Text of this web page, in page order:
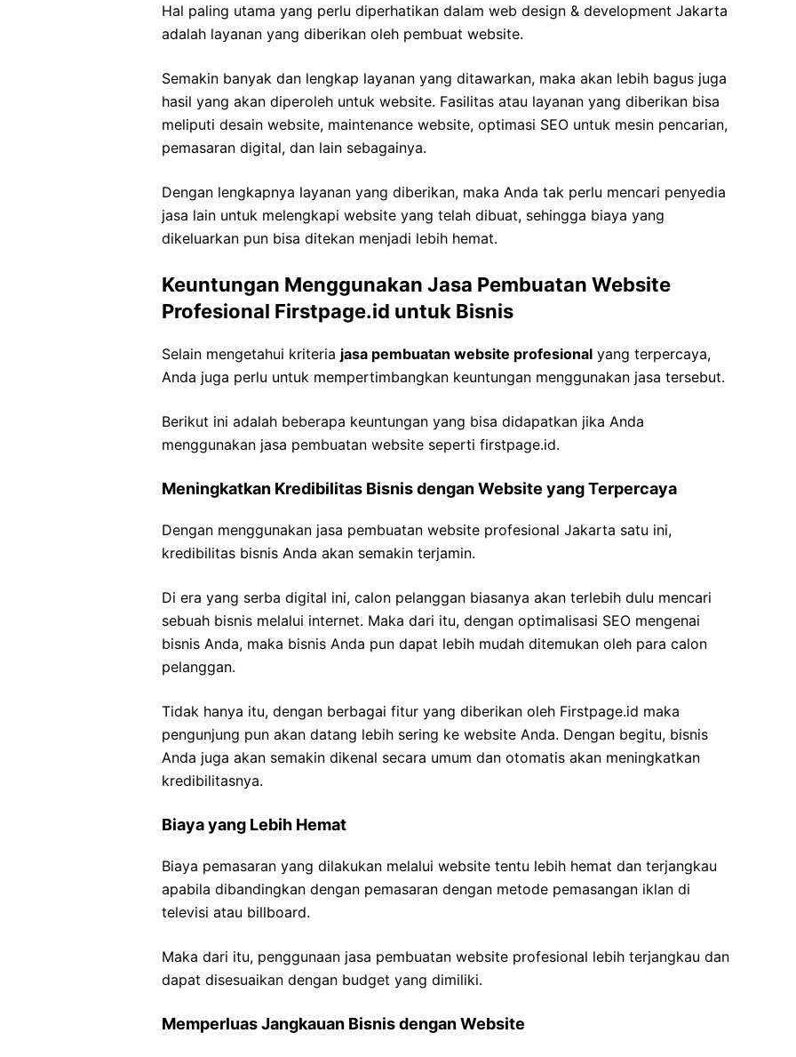
Hal paling utama yang perlu diperhatikan dalam web design & development Jakarta
adalah layanan yang diberikan oleh pembuat website.
Semakin banyak dan lengkap layanan yang ditawarkan, maka akan lebih bagus juga
hasil yang akan diperoleh untuk website. Fasilitas atau layanan yang diberikan bisa
meliputi desain website, maintenance website, optimasi SEO untuk mesin pencarian,
pemasaran digital, dan lain sebagainya.
Dengan lengkapnya layanan yang diberikan, maka Anda tak perlu mencari penyedia
jasa lain untuk melengkapi website yang telah dibuat, sehingga biaya yang
dikeluarkan pun bisa ditekan menjadi lebih hemat.
Keuntungan Menggunakan Jasa Pembuatan Website
Profesional Firstpage.id untuk Bisnis
Selain mengetahui kriteria jasa pembuatan website profesional yang terpercaya,
Anda juga perlu untuk mempertimbangkan keuntungan menggunakan jasa tersebut.
Berikut ini adalah beberapa keuntungan yang bisa didapatkan jika Anda
menggunakan jasa pembuatan website seperti firstpage.id.
Meningkatkan Kredibilitas Bisnis dengan Website yang Terpercaya
Dengan menggunakan jasa pembuatan website profesional Jakarta satu ini,
kredibilitas bisnis Anda akan semakin terjamin.
Di era yang serba digital ini, calon pelanggan biasanya akan terlebih dulu mencari
sebuah bisnis melalui internet. Maka dari itu, dengan optimalisasi SEO mengenai
bisnis Anda, maka bisnis Anda pun dapat lebih mudah ditemukan oleh para calon
pelanggan.
Tidak hanya itu, dengan berbagai fitur yang diberikan oleh Firstpage.id maka
pengunjung pun akan datang lebih sering ke website Anda. Dengan begitu, bisnis
Anda juga akan semakin dikenal secara umum dan otomatis akan meningkatkan
kredibilitasnya.
Biaya yang Lebih Hemat
Biaya pemasaran yang dilakukan melalui website tentu lebih hemat dan terjangkau
apabila dibandingkan dengan pemasaran dengan metode pemasangan iklan di
televisi atau billboard.
Maka dari itu, penggunaan jasa pembuatan website profesional lebih terjangkau dan
dapat disesuaikan dengan budget yang dimiliki.
Memperluas Jangkauan Bisnis dengan Website